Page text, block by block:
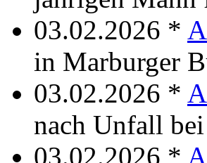
03.02.2026 *
in Marburger
03.02.2026 *
nach Unfall
03.02.2026 *